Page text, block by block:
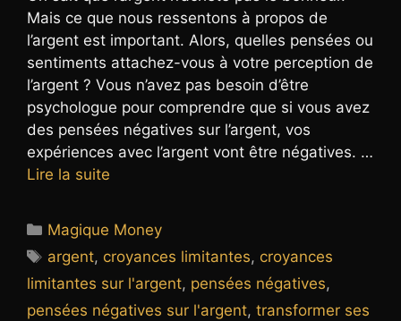
Mais ce que nous ressentons à propos de
l’argent est important. Alors, quelles pensées ou
sentiments attachez-vous à votre perception de
l’argent ? Vous n’avez pas besoin d’être
psychologue pour comprendre que si vous avez
des pensées négatives sur l’argent, vos
expériences avec l’argent vont être négatives. …
Lire la suite
Catégories
Magique Money
Étiquettes
argent, croyances limitantes, croyances
limitantes sur l'argent, pensées négatives,
pensées négatives sur l'argent, transformer ses